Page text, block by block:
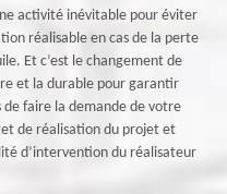
activité inévitable pour éviter
réalisable en cas de la perte
Et c’est le changement de
et la durable pour garantir
de faire la demande de votre
de réalisation du projet et
d’intervention du réalisateur